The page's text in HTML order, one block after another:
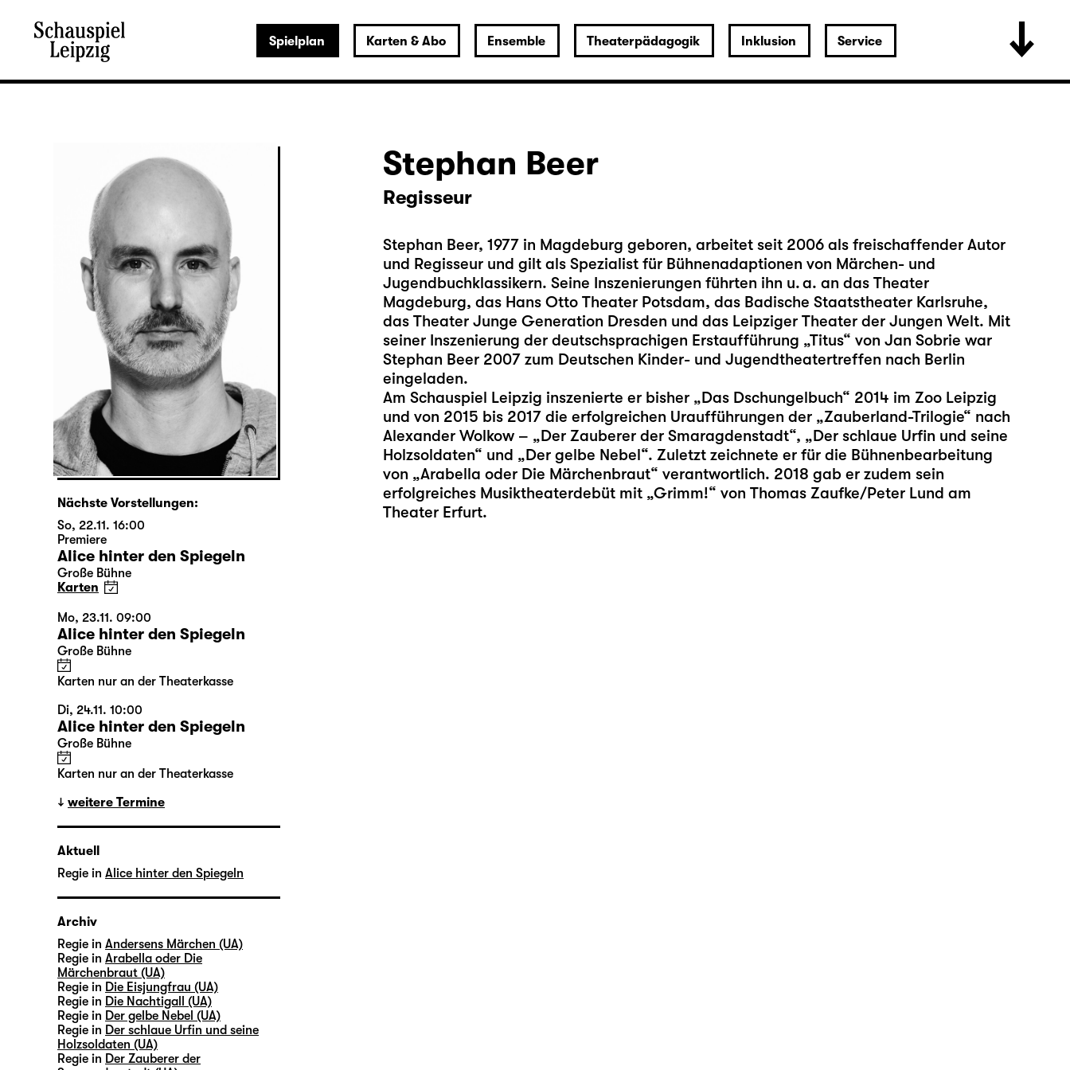
Spielplan Karten & Abo Ensemble Theaterpädagogik Inklusion Service
Stephan Beer
Regisseur
Stephan Beer, 1977 in Magdeburg geboren, arbeitet seit 2006 als freischaffender Autor
und Regisseur und gilt als Spezialist für Bühnenadaptionen von Märchen- und
Jugendbuchklassikern. Seine Inszenierungen führten ihn u. a. an das Theater
Magdeburg, das Hans Otto Theater Potsdam, das Badische Staatstheater Karlsruhe,
das Theater Junge Generation Dresden und das Leipziger Theater der Jungen Welt. Mit
seiner Inszenierung der deutschsprachigen Erstaufführung „Titus“ von Jan Sobrie war
Stephan Beer 2007 zum Deutschen Kinder- und Jugendtheatertreffen nach Berlin
eingeladen.
Am Schauspiel Leipzig inszenierte er bisher „Das Dschungelbuch“ 2014 im Zoo Leipzig
und von 2015 bis 2017 die erfolgreichen Uraufführungen der „Zauberland-Trilogie“ nach
Alexander Wolkow – „Der Zauberer der Smaragdenstadt“, „Der schlaue Urfin und seine
Holzsoldaten“ und „Der gelbe Nebel“. Zuletzt zeichnete er für die Bühnenbearbeitung
von „Arabella oder Die Märchenbraut“ verantwortlich. 2018 gab er zudem sein
erfolgreiches Musiktheaterdebüt mit „Grimm!“ von Thomas Zaufke/Peter Lund am
Theater Erfurt.
Nächste Vorstellungen:
So, 22.11. 16:00
Premiere
Alice hinter den Spiegeln
Große Bühne
Karten
Mo, 23.11. 09:00
Alice hinter den Spiegeln
Große Bühne
Karten nur an der Theaterkasse
Di, 24.11. 10:00
Alice hinter den Spiegeln
Große Bühne
Karten nur an der Theaterkasse
weitere Termine
Aktuell
Regie in Alice hinter den Spiegeln
Archiv
Regie in Andersens Märchen (UA)
Regie in Arabella oder Die
Märchenbraut (UA)
Regie in Die Eisjungfrau (UA)
Regie in Die Nachtigall (UA)
Regie in Der gelbe Nebel (UA)
Regie in Der schlaue Urfin und seine
Holzsoldaten (UA)
Regie in Der Zauberer der